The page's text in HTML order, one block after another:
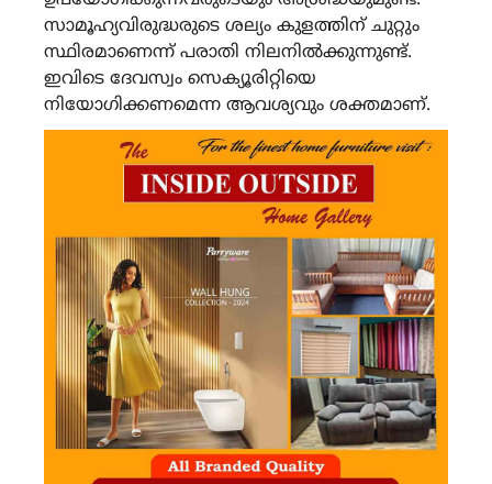
സാമൂഹ്യവിരുദ്ധരുടെ ശല്യം കുളത്തിന് ചുറ്റും
സ്ഥിരമാണെന്ന് പരാതി നിലനിൽക്കുന്നുണ്ട്.
ഇവിടെ ദേവസ്വം സെക്യൂരിറ്റിയെ
നിയോഗിക്കണമെന്ന ആവശ്യവും ശക്തമാണ്.